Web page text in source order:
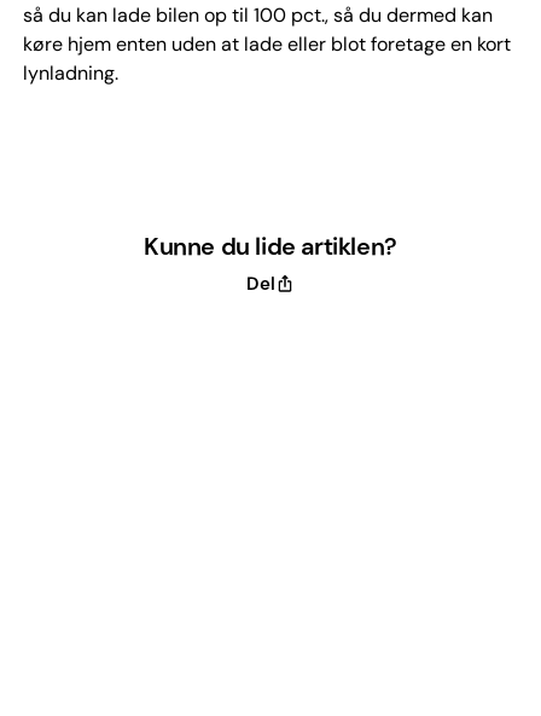
så du kan lade bilen op til 100 pct., så du dermed kan
køre hjem enten uden at lade eller blot foretage en kort
lynladning.
Kunne du lide artiklen?
Del